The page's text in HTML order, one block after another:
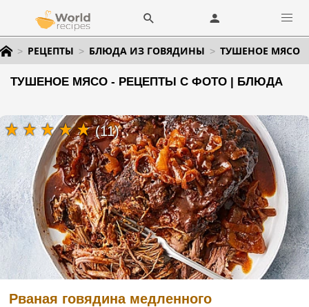
РЕЦЕПТЫ БЛЮДА ИЗ ГОВЯДИНЫ ТУШЕНОЕ МЯСО
ТУШЕНОЕ МЯСО - РЕЦЕПТЫ С ФОТО | БЛЮДА
Рваная говядина медленного
(11)